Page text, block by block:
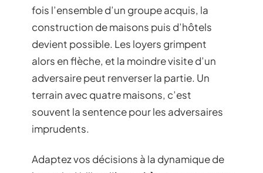
fois l’ensemble d’un groupe acquis, la
construction de maisons puis d’hôtels
devient possible. Les loyers grimpent
alors en flèche, et la moindre visite d’un
adversaire peut renverser la partie. Un
terrain avec quatre maisons, c’est
souvent la sentence pour les adversaires
imprudents.
Adaptez vos décisions à la dynamique de